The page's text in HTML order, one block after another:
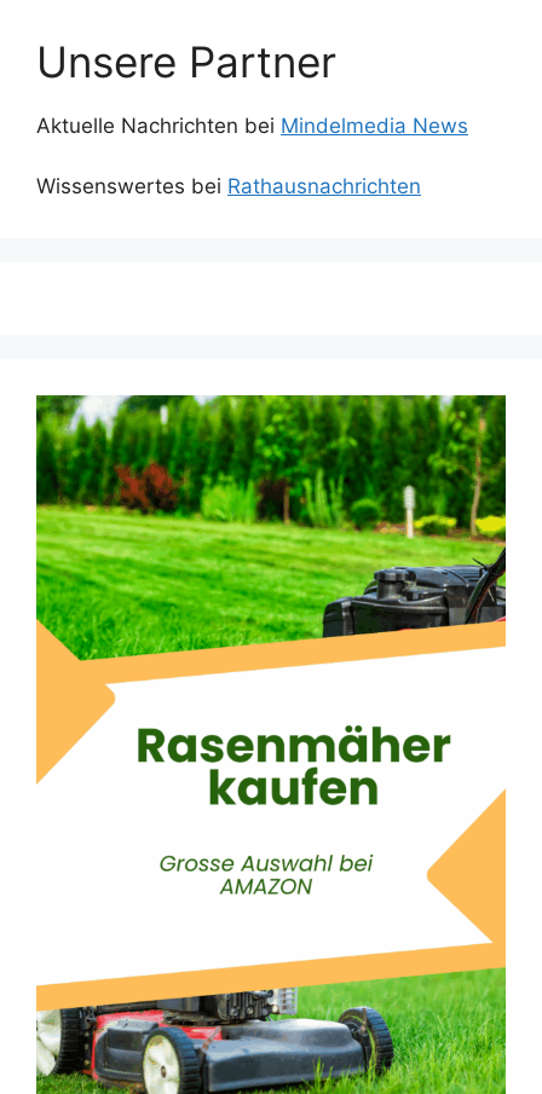
Unsere Partner
Aktuelle Nachrichten bei Mindelmedia News
Wissenswertes bei Rathausnachrichten